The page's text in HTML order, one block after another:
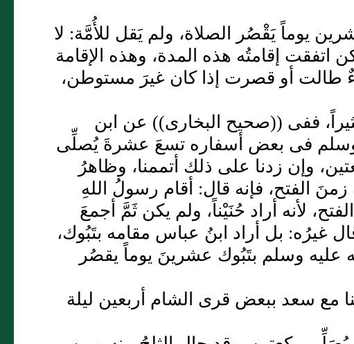
يوماً يَقْصُر الصلاة، ولم يَقل للأُمَّة: لا
اتفقت إقامتُه هذه المدة، وهذه الإقامة
طالت أو قصرت إذا كان غيرَ مستوطن،
ففى ((صحيح البخارى)) عن ابن
وسلم فى بعض أسفاره تسعَ عشرةَ يُصلِّى
وإن زدنا على ذلك أتممنا، وظاهرُ
الفتح، فإنه قال: أقام رسولُ اللهِ
لأنه أراد حُنَيْناً، ولم يكن ثَمَّ أجمعَ
غيرُه: بل أراد ابنُ عباس مقامه بتَبُوك،
عليه وسلم بتَبُوك عشرينَ يوماً يقصُر
مع سعد ببعض قرى الشام أربعين ليلة